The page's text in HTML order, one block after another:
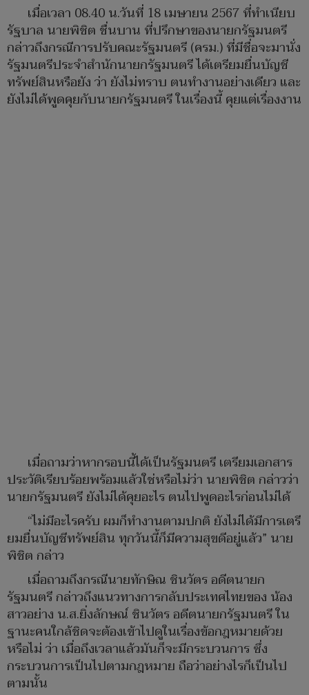
เมื่อเวลา 08.40 น.วันที่ 18 เมษายน 2567 ที่ทำเนียบ
รัฐบาล นายพิชิต ชื่นบาน ที่ปรึกษาของนายกรัฐมนตรี
กล่าวถึงกรณีการปรับคณะรัฐมนตรี (ครม.) ที่มีชื่อจะมานั่ง
รัฐมนตรีประจำสำนักนายกรัฐมนตรี ได้เตรียมยื่นบัญชี
ทรัพย์สินหรือยัง ว่า ยังไม่ทราบ ตนทำงานอย่างเดียว และ
ยังไม่ได้พูดคุยกับนายกรัฐมนตรี ในเรื่องนี้ คุยแต่เรื่องงาน
เมื่อถามว่าหากรอบนี้ได้เป็นรัฐมนตรี เตรียมเอกสาร
ประวัติเรียบร้อยพร้อมแล้วใช่หรือไม่ว่า นายพิชิต กล่าวว่า
นายกรัฐมนตรี ยังไม่ได้คุยอะไร ตนไปพูดอะไรก่อนไม่ได้
“ไม่มีอะไรครับ ผมก็ทำงานตามปกติ ยังไม่ได้มีการเตรี
ยมยื่นบัญชีทรัพย์สิน ทุกวันนี้ก็มีความสุขดีอยู่แล้ว” นาย
พิชิต กล่าว
เมื่อถามถึงกรณีนายทักษิณ ชินวัตร อดีตนายก
รัฐมนตรี กล่าวถึงแนวทางการกลับประเทศไทยของ น้อง
สาวอย่าง น.ส.ยิ่งลักษณ์ ชินวัตร อดีตนายกรัฐมนตรี ใน
ฐานะคนใกล้ชิดจะต้องเข้าไปดูในเรื่องข้อกฎหมายด้วย
หรือไม่ ว่า เมื่อถึงเวลาแล้วมันก็จะมีกระบวนการ ซึ่ง
กระบวนการเป็นไปตามกฎหมาย ถือว่าอย่างไรก็เป็นไป
ตามนั้น